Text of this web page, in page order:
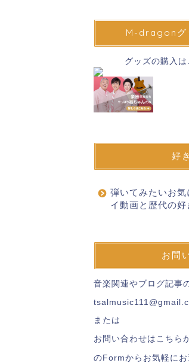
M-dragonグ
グッズの購入
好
弾いてみたいお
イ動画と歴代の好
お問
音楽関連やブログ記事
または
お問い合わせはこちら
のFormからお気軽にお